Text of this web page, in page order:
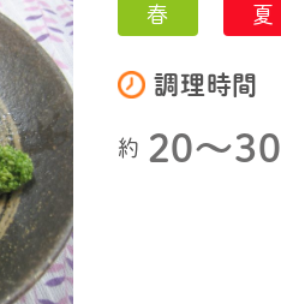
春 夏
調理時間
約 20〜30